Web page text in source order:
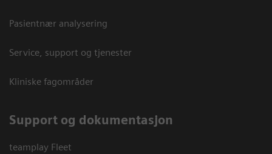
Pasientnær analysering
Service, support og tjenester
Kliniske fagområder
Support og dokumentasjon
teamplay Fleet